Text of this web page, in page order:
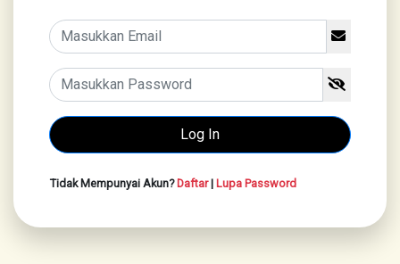
Tidak Mempunyai Akun?Daftar| Lupa Password